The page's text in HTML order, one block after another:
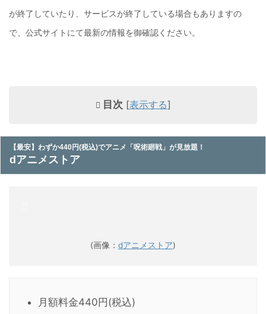
が終了していたり、サービスが終了している場合もありますの
で、公式サイトにて最新の情報を御確認ください。
目次 [表示する]
【最安】わずか440円(税込)でアニメ「呪術廻戦」が見放題！
dアニメストア
(画像： dアニメストア)
月額料金440円(税込)